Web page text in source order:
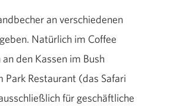
an verschiedenen
Natürlich im Coffee
den Kassen im Bush
Park Restaurant (das Safari
für geschäftliche